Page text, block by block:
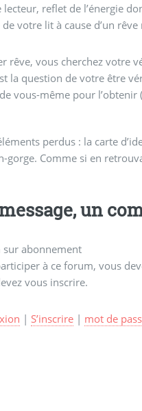
lecteur, reflet de l’énergie
votre lit à cause d’un rêve
rêve, vous cherchez votre
la question de votre être
vous-même pour
perdus : la carte
gorge. Comme si en
un
sur abonnement
à ce forum, vous
vous inscrire.
| S’inscrire| mot de